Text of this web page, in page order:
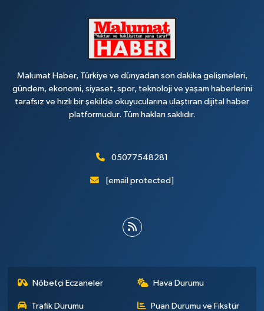
Malumat Haber, Türkiye ve dünyadan son dakika gelişmeleri,
gündem, ekonomi, siyaset, spor, teknoloji ve yaşam haberlerini
tarafsız ve hızlı bir şekilde okuyucularına ulaştıran dijital haber
platformudur. Tüm hakları saklıdır.
05077548281
[email protected]
Nöbetçi Eczaneler Hava Durumu
Trafik Durumu Puan Durumu ve Fikstür